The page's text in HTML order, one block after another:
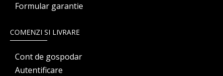
Formular garantie
COMENZI SI LIVRARE
Cont de gospodar
Autentificare